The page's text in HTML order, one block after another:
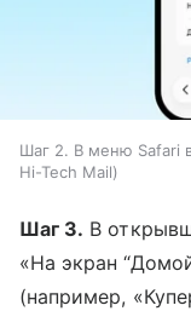
Шаг 2. В меню Safari
Hi-Tech Mail
Шаг 3. В
«На экран
(например,